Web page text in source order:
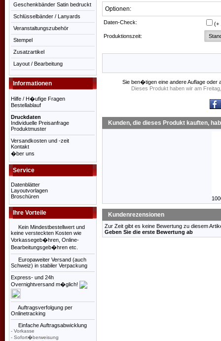
Geschenkbänder Satin bedruckt
Schlüsselbänder / Lanyards
Veranstaltungszubehör
Stempel
Zusatzartikel
Layout / Bearbeitung
Informationen
Hilfe / H�ufige Fragen
Bestellablauf
Druckdaten
Individuelle Preisanfrage
Produktmuster
Versandkosten und -zeit
Kontakt
�ber uns
Service
Datenblätter
Layoutvorlagen
Broschüren
Ihre Vorteile
Kein Mindestbestellwert und
keine versteckten Kosten wie
Vorkassegeb�hren, Online-
Bearbeitungsgeb�hren etc.
Europaweiter Versand (auch
Schweiz) in stabiler Verpackung
Express- und 24h
Overnightversand m�glich!
Auftragsverfolgung per
Onlinetracking
Einfache Auftragsabwicklung
- Vorkasse
- Sofort�berweisung
Optionen:
Daten-Check: (+
Produktionszeit:
Sie ben�tigen eine andere Auflage
Dieses Produkt haben wir am
Kunden, die dieses Produkt kauften,
Kundenrezensionen
Zur Zeit gibt es keine Bewertung zu diesem
Geben Sie die erste Bewertung ab